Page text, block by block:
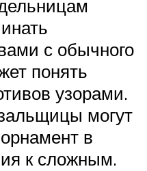
с обычного
понять
узорами.
могут
в
к сложным.